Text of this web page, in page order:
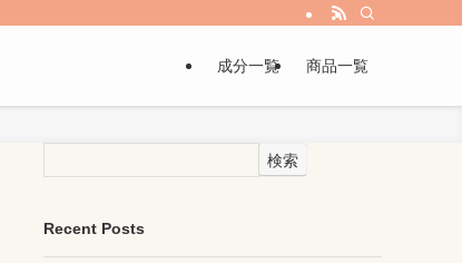
成分一覧 商品一覧
検索
Recent Posts